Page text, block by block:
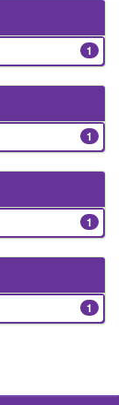
1
1
1
1